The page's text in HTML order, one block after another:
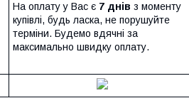
На оплату у Вас є 7 днів з моменту
купівлі, будь ласка, не порушуйте
терміни. Будемо вдячні за
максимально швидку оплату.